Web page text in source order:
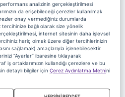
Reklam
Site Sözleşmesi
Politikası
Başvuru Formu
kullanarak sözleşmeyi kabul etmiş
analizinin gerçekleştirilmesi
da erişebileceği çerezler kullanılmak
onay vermediğiniz durumlarda
tercihinize bağlı olarak size yönelik
internet sitesinin daha işlevsel
hariç olmak üzere diğer tercihlerinizin
sağlamak) amaçlarıyla işlenebilecektir.
“Ayarlar” ibaresine tıklayarak
ortaklarımızın kullandığı çerezlere ve bu
detaylı bilgiler için Çerez Aydınlatma Metnini